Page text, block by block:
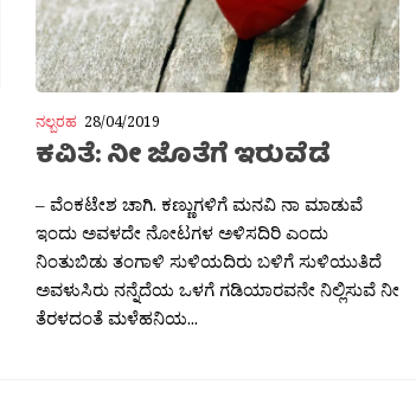
ನಲ್ಬರಹ 28/04/2019
ಕವಿತೆ: ನೀ ಜೊತೆಗೆ ಇರುವೆಡೆ
– ವೆಂಕಟೇಶ ಚಾಗಿ. ಕಣ್ಣುಗಳಿಗೆ ಮನವಿ ನಾ ಮಾಡುವೆ
ಇಂದು ಅವಳದೇ ನೋಟಗಳ ಅಳಿಸದಿರಿ ಎಂದು
ನಿಂತುಬಿಡು ತಂಗಾಳಿ ಸುಳಿಯದಿರು ಬಳಿಗೆ ಸುಳಿಯುತಿದೆ
ಅವಳುಸಿರು ನನ್ನೆದೆಯ ಒಳಗೆ ಗಡಿಯಾರವನೇ ನಿಲ್ಲಿಸುವೆ ನೀ
ತೆರಳದಂತೆ ಮಳೆಹನಿಯ...